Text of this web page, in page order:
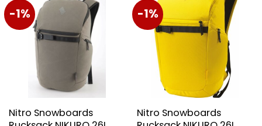
-1%
Nitro Snowboards
-1%
Nitro Snowboards